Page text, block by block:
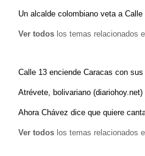
Un alcalde colombiano veta a
Ver todos los temas relacionados
Calle 13 enciende Caracas con
Atrévete, bolivariano (diariohoy.net)
Ahora Chávez dice que quiere
Ver todos los temas relacionados